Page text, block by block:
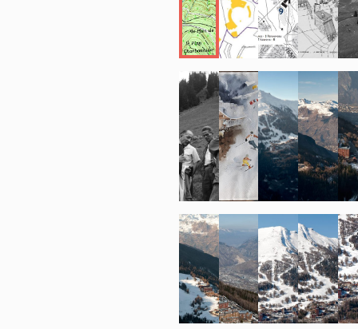
La station
mars 2003.
Situé au sud
des Karellis
Aiguilles
Chaudannes
alpages de
longue et
Se
skiable
conditions
desservies
´image d'une